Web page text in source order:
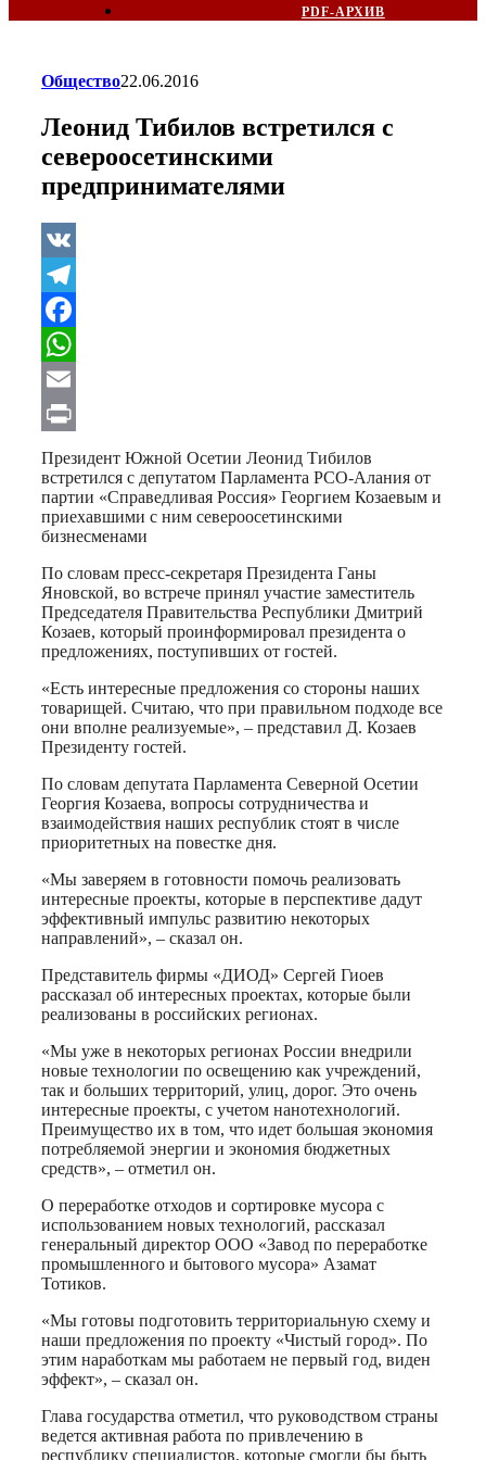
PDF-АРХИВ
Общество22.06.2016
Леонид Тибилов встретился с
североосетинскими
предпринимателями
VK
Telegram
Facebook
WhatsApp
Email
Print
Президент Южной Осетии Леонид Тибилов
встретился с депутатом Парламента РСО-Алания от
партии «Справедливая Россия» Георгием Козаевым и
приехавшими с ним североосетинскими
бизнесменами
По словам пресс-секретаря Президента Ганы
Яновской, во встрече принял участие заместитель
Председателя Правительства Республики Дмитрий
Козаев, который проинформировал президента о
предложениях, поступивших от гостей.
«Есть интересные предложения со стороны наших
товарищей. Считаю, что при правильном подходе все
они вполне реализуемые», – представил Д. Козаев
Президенту гостей.
По словам депутата Парламента Северной Осетии
Георгия Козаева, вопросы сотрудничества и
взаимодействия наших республик стоят в числе
приоритетных на повестке дня.
«Мы заверяем в готовности помочь реализовать
интересные проекты, которые в перспективе дадут
эффективный импульс развитию некоторых
направлений», – сказал он.
Представитель фирмы «ДИОД» Сергей Гиоев
рассказал об интересных проектах, которые были
реализованы в российских регионах.
«Мы уже в некоторых регионах России внедрили
новые технологии по освещению как учреждений,
так и больших территорий, улиц, дорог. Это очень
интересные проекты, с учетом нанотехнологий.
Преимущество их в том, что идет большая экономия
потребляемой энергии и экономия бюджетных
средств», – отметил он.
О переработке отходов и сортировке мусора с
использованием новых технологий, рассказал
генеральный директор ООО «Завод по переработке
промышленного и бытового мусора» Азамат
Тотиков.
«Мы готовы подготовить территориальную схему и
наши предложения по проекту «Чистый город». По
этим наработкам мы работаем не первый год, виден
эффект», – сказал он.
Глава государства отметил, что руководством страны
ведется активная работа по привлечению в
республику специалистов, которые смогли бы быть